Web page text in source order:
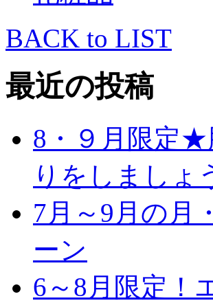
BACK to LIST
最近の投稿
8・９月限定★
りをしましょ
7月～9月の月
ーン
6～8月限定！